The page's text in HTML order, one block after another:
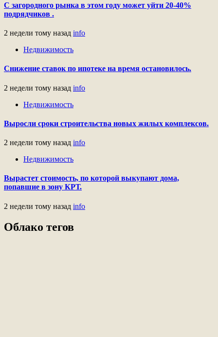
С загородного рынка в этом году может уйти 20-40%
подрядчиков .
2 недели тому назад info
Недвижимость
Снижение ставок по ипотеке на время остановилось.
2 недели тому назад info
Недвижимость
Выросли сроки строительства новых жилых комплексов.
2 недели тому назад info
Недвижимость
Вырастет стоимость, по которой выкупают дома,
попавшие в зону КРТ.
2 недели тому назад info
Облако тегов